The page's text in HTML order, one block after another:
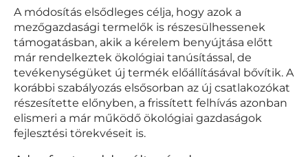
A módosítás elsődleges célja, hogy azok a
mezőgazdasági termelők is részesülhessenek
támogatásban, akik a kérelem benyújtása előtt
már rendelkeztek ökológiai tanúsítással, de
tevékenységüket új termék előállításával bővítik. A
korábbi szabályozás elsősorban az új csatlakozókat
részesítette előnyben, a frissített felhívás azonban
elismeri a már működő ökológiai gazdaságok
fejlesztési törekvéseit is.